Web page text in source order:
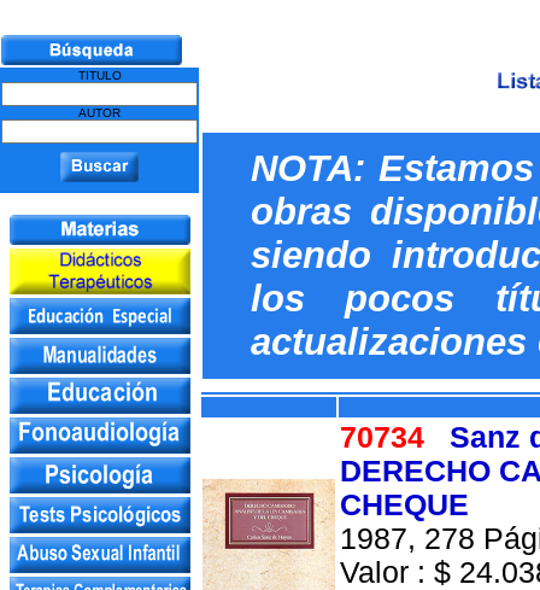
TITULO
AUTOR
NOTA:
obras
siendo
los pocos
70734 Sanz
DERECHO
CHEQUE
1987, 278
Valor : $